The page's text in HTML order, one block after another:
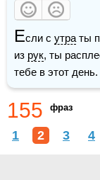
Если с утра ты
из рук, ты
тебе в этот день.
155 фраз
1 2 3 4